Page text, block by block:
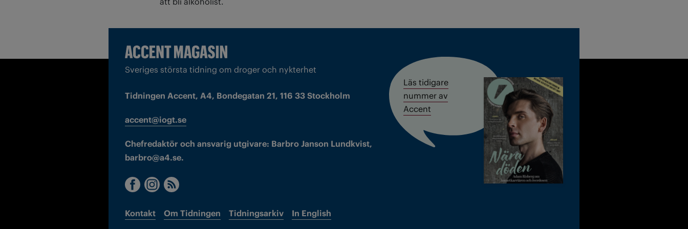
Sveriges största tidning om droger och nykterhet
Tidningen Accent, A4, Bondegatan 21, 116 33 Stockholm
accent@iogt.se
Chefredaktör och ansvarig utgivare: Barbro Janson Lundkvist,
barbro@a4.se.
Kontakt Om Tidningen Tidningsarkiv In English
Läs tidigare
nummer av
Accent